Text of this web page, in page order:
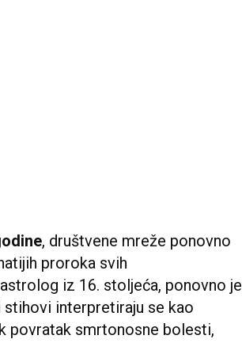
, društvene mreže ponovno
proroka svih
iz 16. stoljeća, ponovno je
interpretiraju se kao
povratak smrtonosne bolesti,